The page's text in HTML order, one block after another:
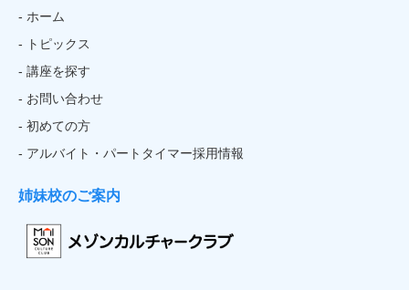
- ホーム
- トピックス
- 講座を探す
- お問い合わせ
- 初めての方
- アルバイト・パートタイマー採用情報
姉妹校のご案内